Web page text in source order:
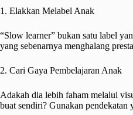
1. Elakkan Melabel Anak
“Slow learner” bukan satu label
yang sebenarnya menghalang
2. Cari Gaya Pembelajaran Anak
Adakah dia lebih faham melalui
buat sendiri? Gunakan pendekatan